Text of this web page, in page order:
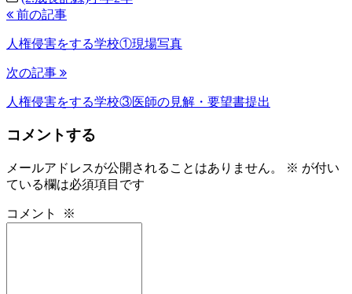
前の記事
人権侵害をする学校①現場写真
次の記事
人権侵害をする学校③医師の見解・要望書提出
コメントする
メールアドレスが公開されることはありません。 ※ が付い
ている欄は必須項目です
コメント ※